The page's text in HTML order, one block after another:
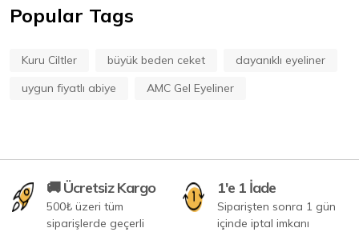
Popular Tags
Kuru Ciltler büyük beden ceket
dayanıklı eyeliner
uygun fiyatlı abiye
AMC Gel Eyeliner
🚚 Ücretsiz Kargo
500₺ üzeri tüm
siparişlerde geçerli
1'e 1 İade
Siparişten sonra 1 gün
içinde iptal imkanı